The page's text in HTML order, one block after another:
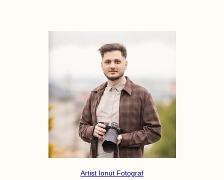
Artist Ionut Fotograf